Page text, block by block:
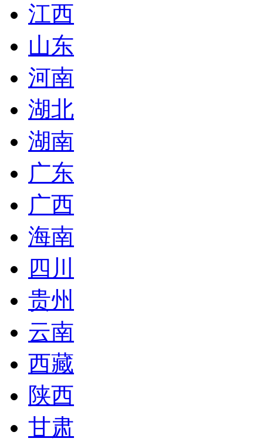
江西
山东
河南
湖北
湖南
广东
广西
海南
四川
贵州
云南
西藏
陕西
甘肃